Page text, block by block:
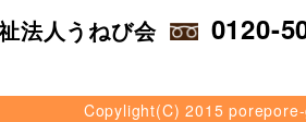
法人うねび会 0120-
Copylight(C) 2015